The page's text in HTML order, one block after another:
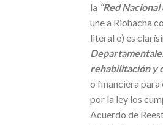
la “Red
une a Riohacha
literal e) es
rehabilitación y
o financiera para
por la ley los
Acuerdo de